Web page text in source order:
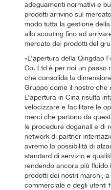
adeguamenti normativi e
prodotti arrivino sul
modo tutta la gestione
allo scouting fino ad
mercato dei prodotti del
«L’apertura della Qingdao
Co. Ltd è per noi un passo
che consolida la
Gruppo come il nostro che
L’apertura in Cina risulta
velocizzare e facilitare le
merci che partono da
le procedure doganali e di
network di partner
avremo la possibilità di
standard di servizio e
rendendo ancora più fluido
prodotti dei nostri marchi,
commerciale e degli utenti